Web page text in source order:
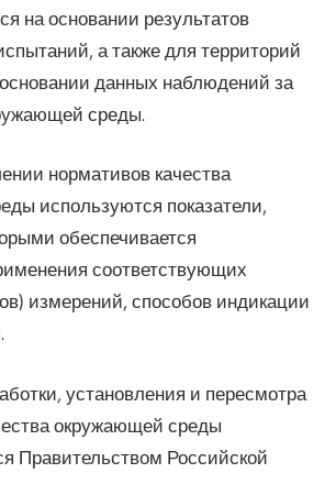
на основании результатов
а также для территорий
данных наблюдений за
среды.
нормативов качества
используются показатели,
обеспечивается
соответствующих
измерений, способов индикации
установления и пересмотра
окружающей среды
Правительством Российской